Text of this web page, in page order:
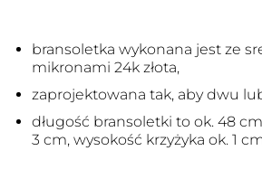
bransoletka wykonana jest ze
mikronami 24k złota,
zaprojektowana tak, aby dwu
długość bransoletki to ok. 48
3 cm, wysokość krzyżyka ok. 1